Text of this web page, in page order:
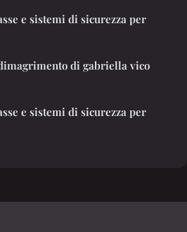
e sistemi di sicurezza per
di gabriella vico
e sistemi di sicurezza per